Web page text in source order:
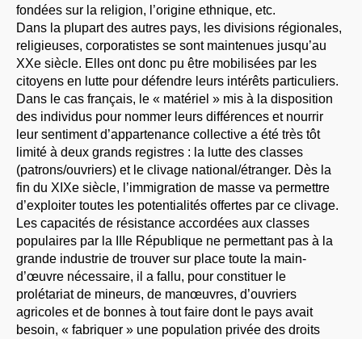
fondées sur la religion, l’origine ethnique, etc.
Dans la plupart des autres pays, les divisions régionales,
religieuses, corporatistes se sont maintenues jusqu’au
XXe siècle. Elles ont donc pu être mobilisées par les
citoyens en lutte pour défendre leurs intérêts particuliers.
Dans le cas français, le « matériel » mis à la disposition
des individus pour nommer leurs différences et nourrir
leur sentiment d’appartenance collective a été très tôt
limité à deux grands registres : la lutte des classes
(patrons/ouvriers) et le clivage national/étranger. Dès la
fin du XIXe siècle, l’immigration de masse va permettre
d’exploiter toutes les potentialités offertes par ce clivage.
Les capacités de résistance accordées aux classes
populaires par la IIIe République ne permettant pas à la
grande industrie de trouver sur place toute la main-
d’œuvre nécessaire, il a fallu, pour constituer le
prolétariat de mineurs, de manœuvres, d’ouvriers
agricoles et de bonnes à tout faire dont le pays avait
besoin, « fabriquer » une population privée des droits